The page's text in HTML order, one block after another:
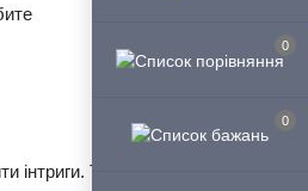
0
0
інтриги. Тому